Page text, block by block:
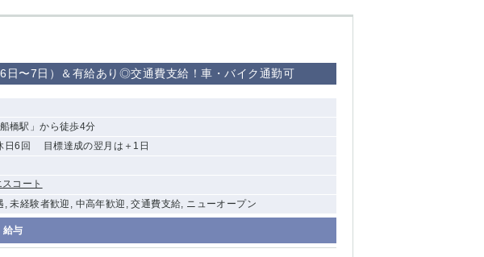
日〜7日）＆有給あり◎交通費支給！車・バイク通勤可
橋駅」から徒歩4分
日6回 目標達成の翌月は＋1日
スコート
未経験者歓迎, 中高年歓迎, 交通費支給, ニューオープン
給与